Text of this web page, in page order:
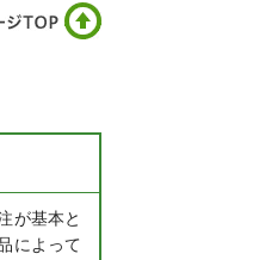
が基本と
によって